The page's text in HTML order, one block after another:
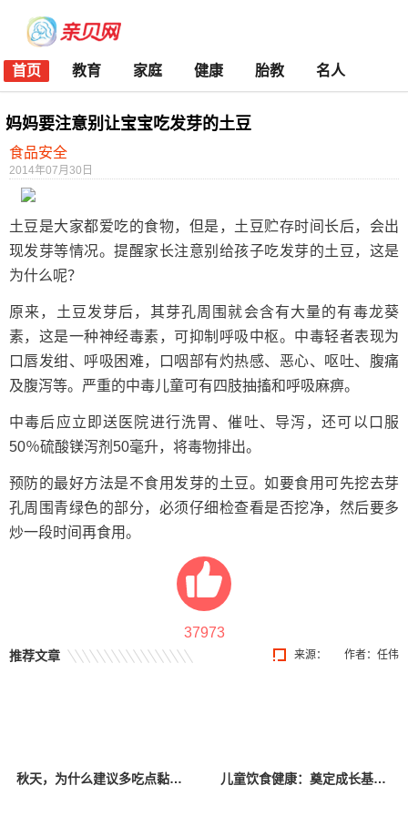
首页 教育 家庭 健康 胎教 名人
妈妈要注意别让宝宝吃发芽的土豆
食品安全
2014年07月30日
土豆是大家都爱吃的食物，但是，土豆贮存时间长后，会出
现发芽等情况。提醒家长注意别给孩子吃发芽的土豆，这是
为什么呢？
原来，土豆发芽后，其芽孔周围就会含有大量的有毒龙葵
素，这是一种神经毒素，可抑制呼吸中枢。中毒轻者表现为
口唇发绀、呼吸困难，口咽部有灼热感、恶心、呕吐、腹痛
及腹泻等。严重的中毒儿童可有四肢抽搐和呼吸麻痹。
中毒后应立即送医院进行洗胃、催吐、导泻，还可以口服
50％硫酸镁泻剂50毫升，将毒物排出。
预防的最好方法是不食用发芽的土豆。如要食用可先挖去芽
孔周围青绿色的部分，必须仔细检查看是否挖净，然后要多
炒一段时间再食用。
37973
来源： 作者：任伟
推荐文章
秋天，为什么建议多吃点黏液菜？ 儿童饮食健康：奠定成长基石的关键